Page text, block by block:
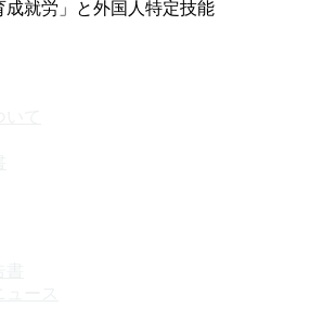
成就労」と外国人特定技能